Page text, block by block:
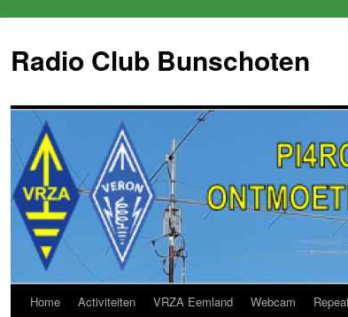
content
Radio Club Bunschoten
Home Activiteiten VRZA Eemland Webcam